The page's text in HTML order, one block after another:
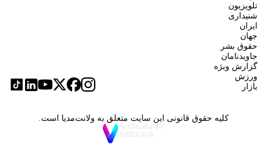
تلویزیون
شنیداری
ایران
جهان
حقوق بشر
جاویدنامان
گزارش ویژه
ورزش
بازار
کلیه حقوق قانونی این سایت متعلق به ولانت‌مدیا است.